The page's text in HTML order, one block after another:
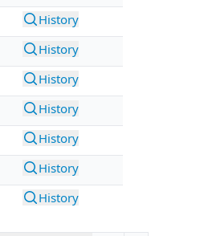
History
History
History
History
History
History
History